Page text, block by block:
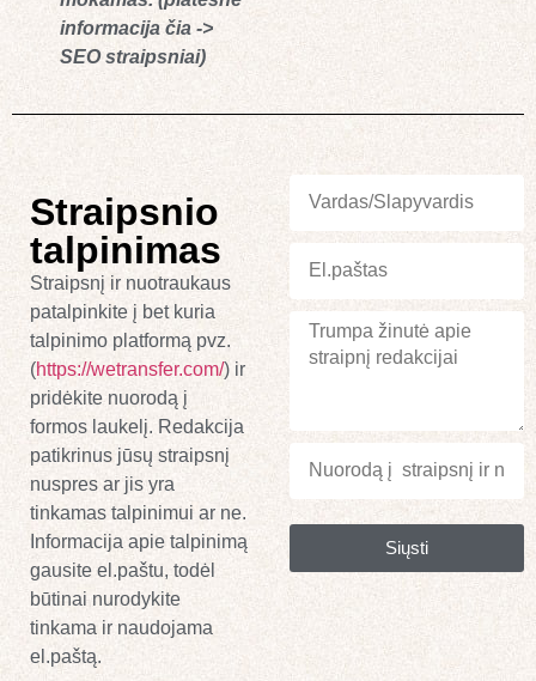
informacija čia ->
SEO straipsniai)
Straipsnio
talpinimas
Straipsnį ir nuotraukaus
patalpinkite į bet kuria
talpinimo platformą pvz.
(https://wetransfer.com/) ir
pridėkite nuorodą į
formos laukelį. Redakcija
patikrinus jūsų straipsnį
nuspres ar jis yra
tinkamas talpinimui ar ne.
Informacija apie talpinimą
gausite el.paštu, todėl
būtinai nurodykite
tinkama ir naudojama
el.paštą.
Siųsti